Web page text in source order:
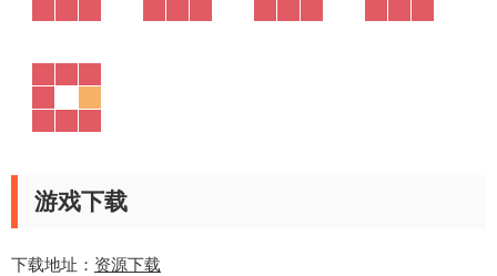
游戏下载
下载地址： 资源下载